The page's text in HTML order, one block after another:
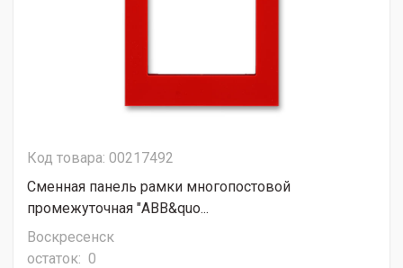
Код товара: 00217492
Сменная панель рамки многопостовой
промежуточная "ABB&quo...
Воскресенск
остаток: 0